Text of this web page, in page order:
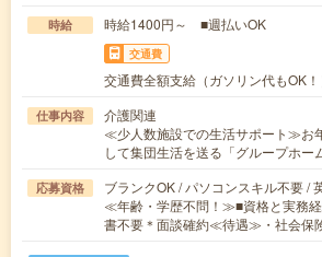
時給 時給1400円～ ■週払いOK
交通費
交通費全額支給（ガソリン代もOK！
仕事内容
介護関連
≪少人数施設での生活サポート≫お
して集団生活を送る「グループホ
応募資格
ブランクOK / パソコンスキル不要 /
≪年齢・学歴不問！≫■資格と実務
書不要＊面談確約≪待遇≫・社会保